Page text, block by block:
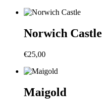
Norwich Castle
€25,00
Maigold